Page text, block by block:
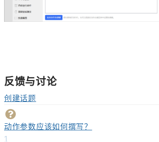
反馈与讨论
创建话题
动作参数应该如何撰写？
1